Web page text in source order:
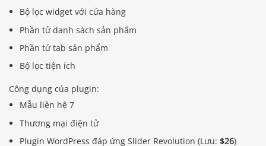
Bộ lọc widget với cửa hàng
Phần tử danh sách sản phẩm
Phần tử tab sản phẩm
Bộ lọc tiện ích
Công dụng của plugin:
Mẫu liên hệ 7
Thương mại điện tử
Plugin WordPress đáp ứng Slider Revolution (Lưu:$26)